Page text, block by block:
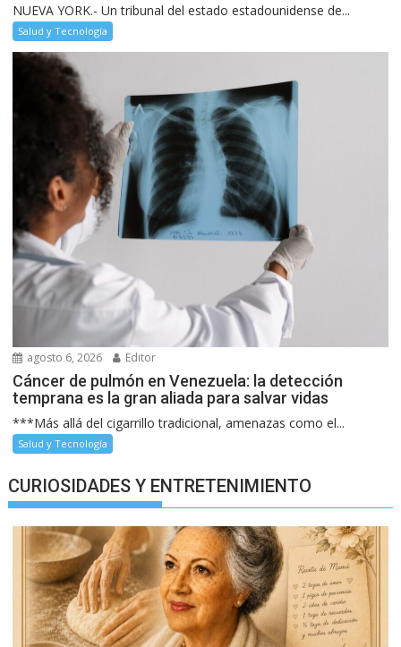
NUEVA YORK.- Un tribunal del estado estadounidense de...
Salud y Tecnología
agosto 6, 2026 Editor
Cáncer de pulmón en Venezuela: la detección
temprana es la gran aliada para salvar vidas
***Más allá del cigarrillo tradicional, amenazas como el...
Salud y Tecnología
CURIOSIDADES Y ENTRETENIMIENTO